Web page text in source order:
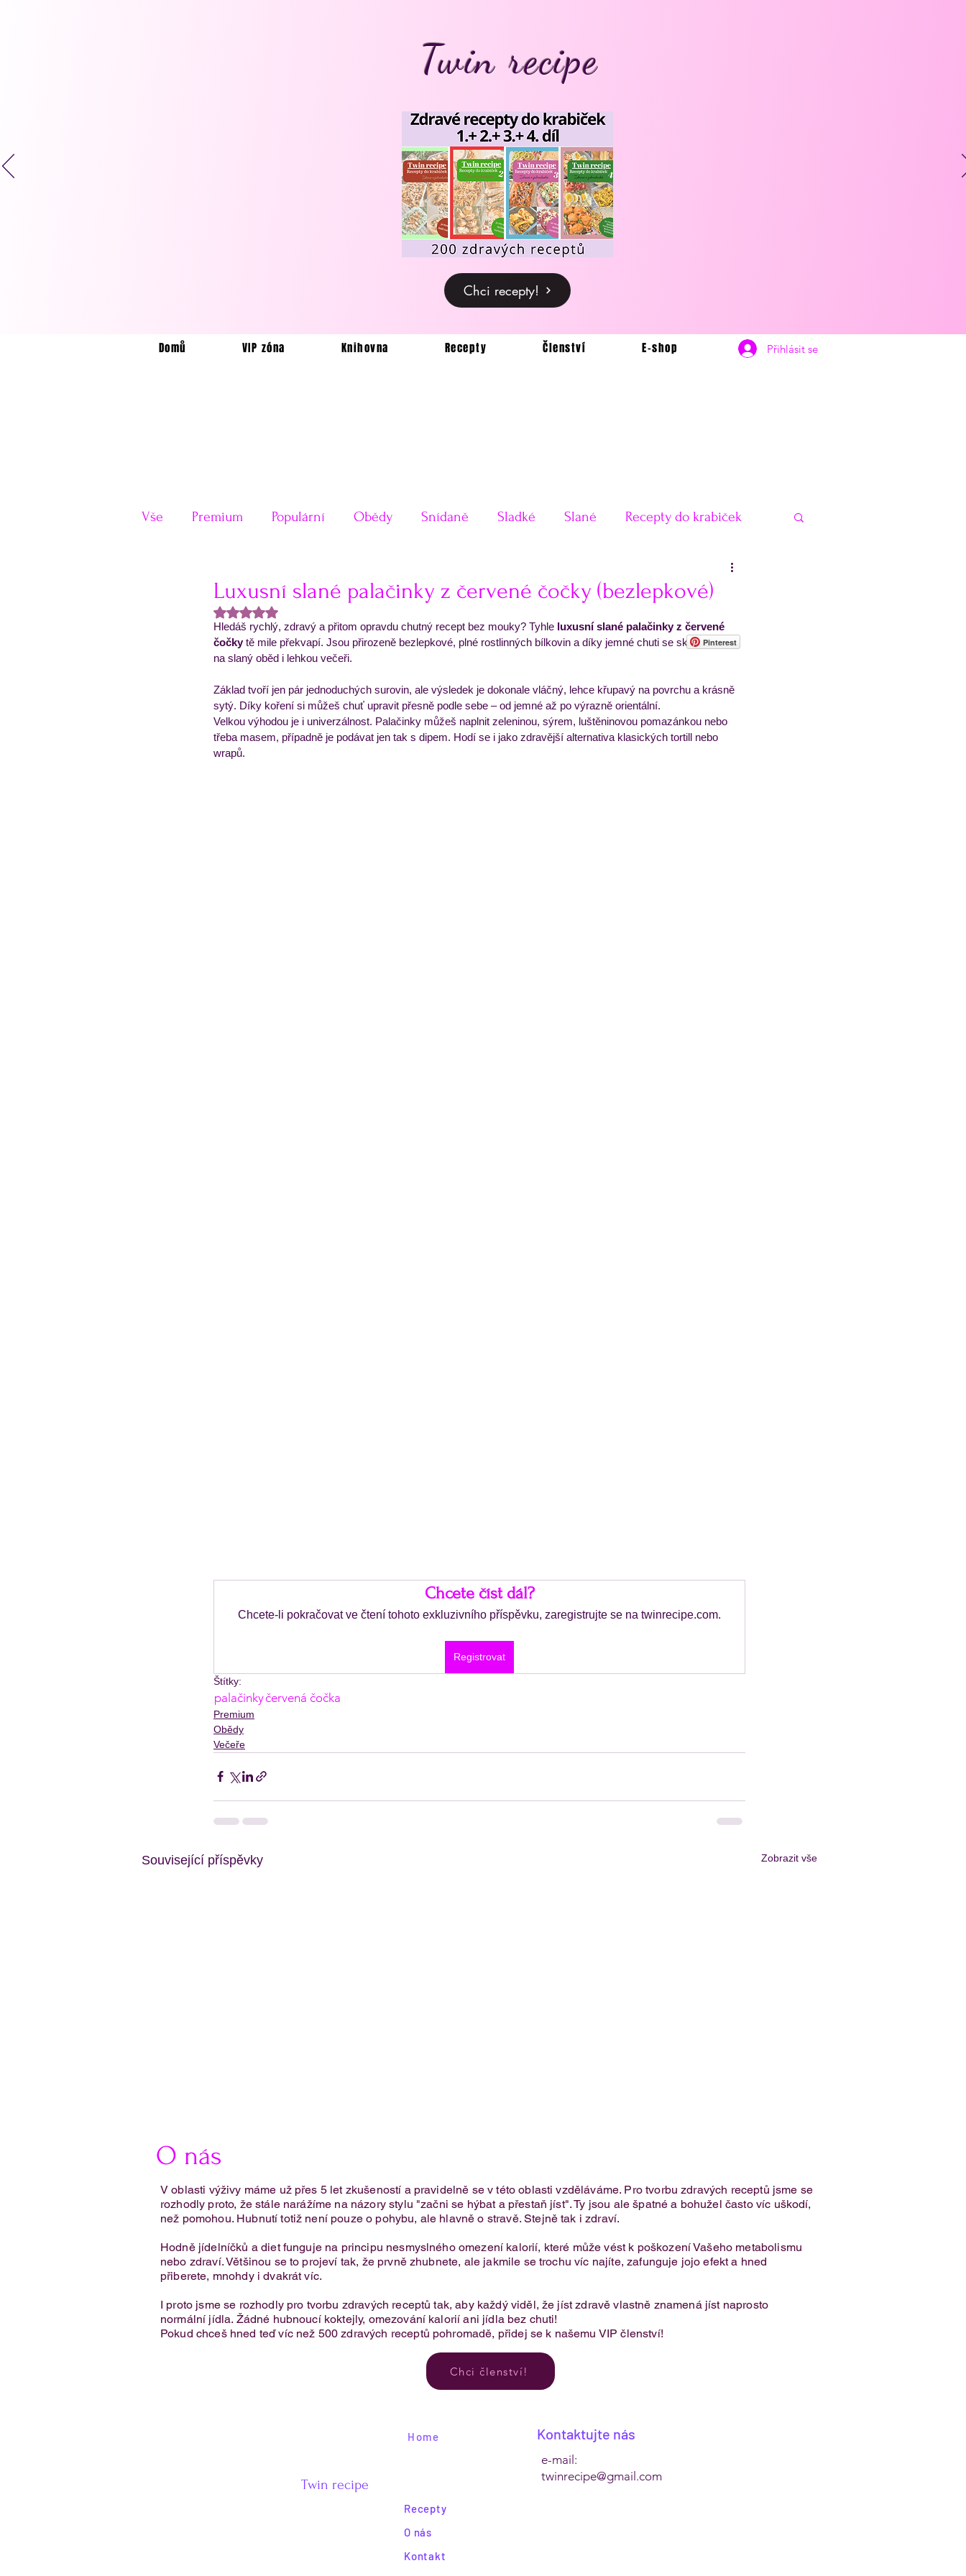
Twin recipe
Chci recepty!
Domů VIP zóna Knihovna Recepty Členství E-shop Přihlásit se
Vše Premium Populární Obědy Snídaně Sladké Slané Recepty do krabiček
Vánoce
Velikonoce Valentýn Testy receptů Pečení a vaření Příkladové jídelníčky na hubnutí
Obědový jídelníček Týdenní příkladový jídelníček Večeře Zmrzliny a sorbety Pečivo
Luxusní slané palačinky z červené čočky (bezlepkové)
Hodnoceno NaN z 5 hvězdiček.
Hledáš rychlý, zdravý a přitom opravdu chutný recept bez mouky? Tyhle luxusní slané palačinky z červené
čočky tě mile překvapí. Jsou přirozeně bezlepkové, plné rostlinných bílkovin a díky jemné chuti se skvěle hodí
na slaný oběd i lehkou večeři.
Základ tvoří jen pár jednoduchých surovin, ale výsledek je dokonale vláčný, lehce křupavý na povrchu a krásně
sytý. Díky koření si můžeš chuť upravit přesně podle sebe – od jemné až po výrazně orientální.
Velkou výhodou je i univerzálnost. Palačinky můžeš naplnit zeleninou, sýrem, luštěninovou pomazánkou nebo
třeba masem, případně je podávat jen tak s dipem. Hodí se i jako zdravější alternativa klasických tortill nebo
wrapů.
Chcete číst dál?
Chcete-li pokračovat ve čtení tohoto exkluzivního příspěvku, zaregistrujte se na twinrecipe.com.
Registrovat
Štítky:
palačinkyčervená čočka
Premium
Obědy
Večeře
Související příspěvky Zobrazit vše
Křehké rohlíčky z cottage sýru
tvarohem
Pinterest
O nás
V oblasti výživy máme už přes 5 let zkušeností a pravidelně se v této oblasti vzděláváme. Pro tvorbu zdravých receptů jsme se
rozhodly proto, že stále narážíme na názory stylu "začni se hýbat a přestaň jíst". Ty jsou ale špatné a bohužel často víc uškodí,
než pomohou. Hubnutí totiž není pouze o pohybu, ale hlavně o stravě. Stejně tak i zdraví.
Hodně jídelníčků a diet funguje na principu nesmyslného omezení kalorií, které může vést k poškození Vašeho metabolismu
nebo zdraví. Většinou se to projeví tak, že prvně zhubnete, ale jakmile se trochu víc najíte, zafunguje jojo efekt a hned
přiberete, mnohdy i dvakrát víc.
I proto jsme se rozhodly pro tvorbu zdravých receptů tak, aby každý viděl, že jíst zdravě vlastně znamená jíst naprosto
normální jídla. Žádné hubnoucí koktejly, omezování kalorií ani jídla bez chuti!​
Pokud chceš hned teď víc než 500 zdravých receptů pohromadě, přidej se k našemu VIP členství!
Chci členství!
Twin recipe
Home Kontaktujte nás
e-mail:
twinrecipe@gmail.com
Recepty
O nás
Kontakt